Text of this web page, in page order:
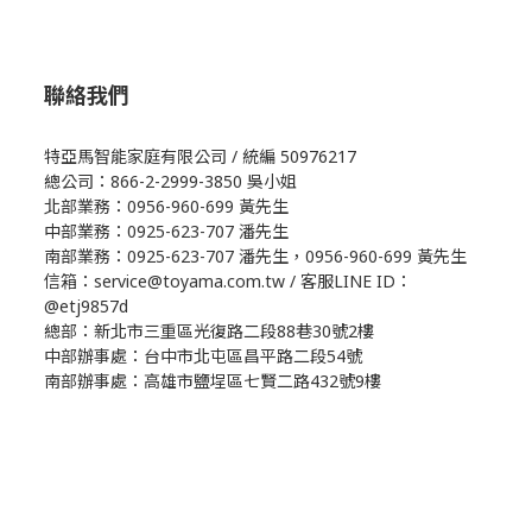
聯絡我們
特亞馬智能家庭有限公司 / 統編 50976217
總公司：866-2-2999-3850 吳小姐
北部業務：0956-960-699 黃先生
中部業務：0925-623-707 潘先生
南部業務：0925-623-707 潘先生，0956-960-699 黃先生
信箱：service@toyama.com.tw / 客服LINE ID：
@etj9857d
總部：新北市三重區光復路二段88巷30號2樓
中部辦事處：台中市北屯區昌平路二段54號
南部辦事處：高雄市鹽埕區七賢二路432號9樓